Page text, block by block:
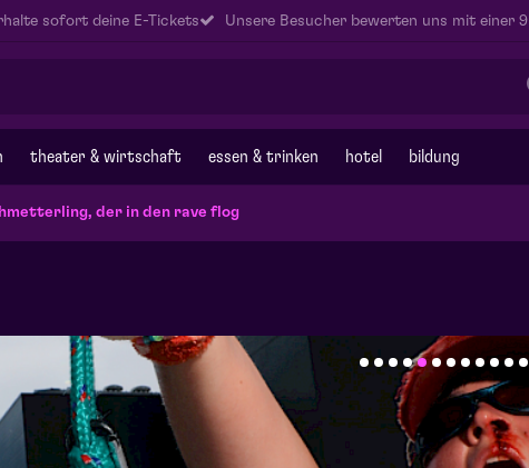
sofort deine E-Tickets Unsere Besucher bewerten uns mit einer 9
theater & wirtschaft essen & trinken hotel bildung
der in den rave flog